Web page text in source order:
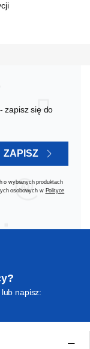
zapisz się do
ZAPISZ
o wybranych produktach
osobowych w Polityce
napisz: